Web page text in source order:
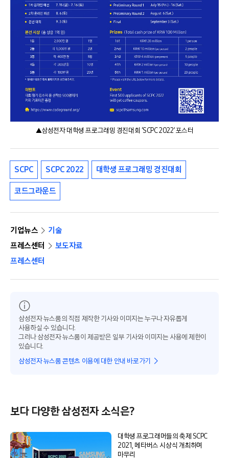
▲삼성전자 대학생 프로그래밍 경진대회 ‘SCPC 2022’ 포스터
SCPC SCPC 2022 대학생 프로그래밍 경진대회
코드그라운드
기업뉴스
기술
프레스센터
보도자료
프레스센터
삼성전자 뉴스룸의 직접 제작한 기사와 이미지는 누구나 자유롭게
사용하실 수 있습니다.
그러나 삼성전자 뉴스룸이 제공받은 일부 기사와 이미지는 사용에 제한이
있습니다.
삼성전자 뉴스룸 콘텐츠 이용에 대한 안내 바로가기
보다 다양한 삼성전자 소식은?
대학생 프로그래머들의 축제 SCPC
2021, 메타버스 시상식 개최하며
마무리